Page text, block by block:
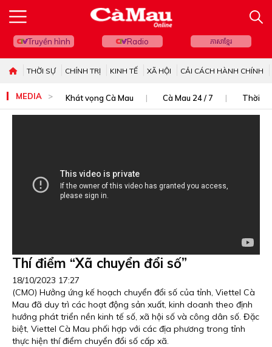
Truyền hình Radio ភាសាខ្មែរ
THỜI SỰ CHÍNH TRỊ KINH TẾ XÃ HỘI CẢI CÁCH HÀNH CHÍNH
MEDIA Khát vọng Cà Mau Cà Mau 24 / 7 Thời sự
Thí điểm “Xã chuyển đổi số”
18/10/2023 17:27
(CMO) Hưởng ứng kế hoạch chuyển đổi số của tỉnh, Viettel Cà
Mau đã duy trì các hoạt động sản xuất, kinh doanh theo định
hướng phát triển nền kinh tế số, xã hội số và công dân số. Đặc
biệt, Viettel Cà Mau phối hợp với các địa phương trong tỉnh
thực hiện thí điểm chuyển đổi số cấp xã.